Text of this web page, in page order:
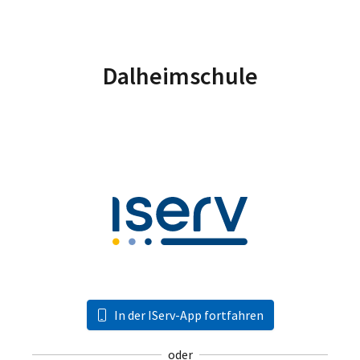
Dalheimschule
In der IServ-App fortfahren
oder